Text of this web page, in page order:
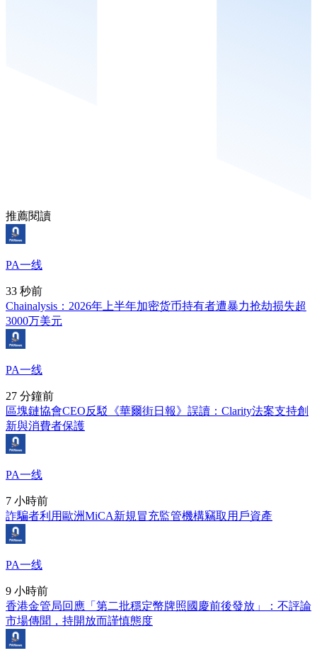
推薦閱讀
PA一线
33 秒前
Chainalysis：2026年上半年加密货币持有者遭暴力抢劫损失超
3000万美元
PA一线
27 分鐘前
區塊鏈協會CEO反駁《華爾街日報》誤讀：Clarity法案支持創
新與消費者保護
PA一线
7 小時前
詐騙者利用歐洲MiCA新規冒充監管機構竊取用戶資產
PA一线
9 小時前
香港金管局回應「第二批穩定幣牌照國慶前後發放」：不評論
市場傳聞，持開放而謹慎態度